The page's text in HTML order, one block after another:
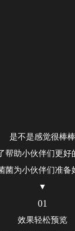
是不是感觉很棒棒
帮助小伙伴们更好
菌为小伙伴们准备
▼
01
效果轻松预览